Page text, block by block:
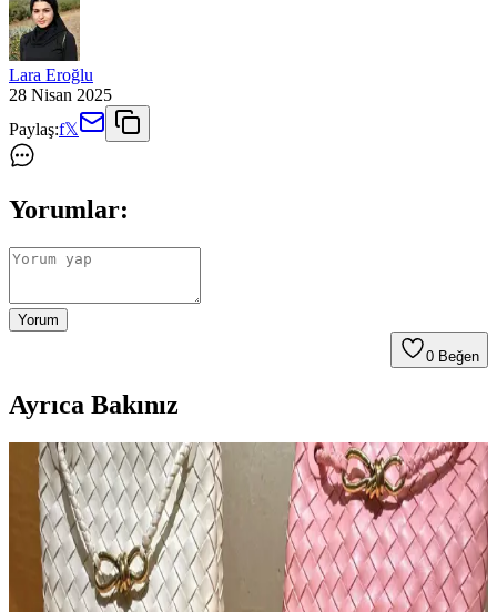
Lara Eroğlu
28 Nisan 2025
Paylaş:f𝕏
Yorumlar:
Yorum
0 Beğen
Ayrıca Bakınız
Opus Emiliano Aemilianus Mini Çantası: Sanat ve
El İşçiliğinin Özgün Buluşması
Opus Emiliano'nun Aemilianus Mini modeli, özgün geometrik
tasarımı ve yüksek işçilik kalitesiyle lüks çanta pazarında estetik ve
koleksiyon değeri sunuyor.